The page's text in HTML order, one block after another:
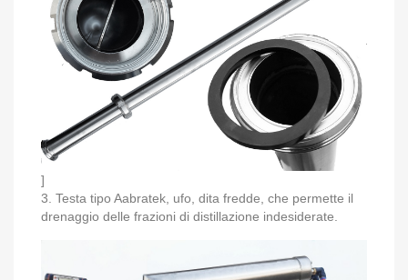
]
3. Testa tipo Aabratek, ufo, dita fredde, che permette il
drenaggio delle frazioni di distillazione indesiderate.